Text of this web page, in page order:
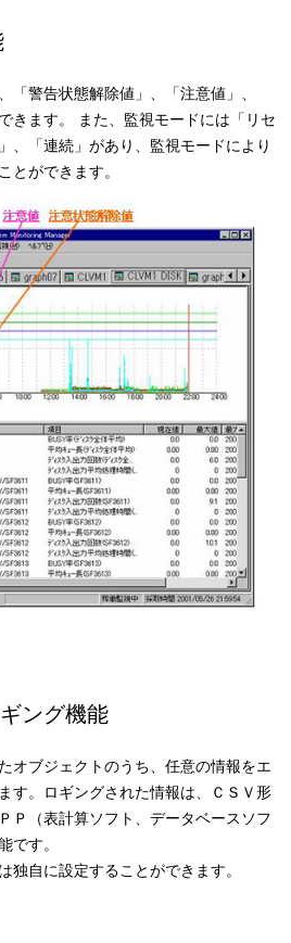
「警告状態解除値」、「注意値」、
きます。 また、監視モードには「リセ
、「連続」があり、監視モードにより
とができます。
ング機能
オブジェクトのうち、任意の情報をエ
す。ロギングされた情報は、ＣＳＶ形
Ｐ（表計算ソフト、データベースソフ
です。
独自に設定することができます。